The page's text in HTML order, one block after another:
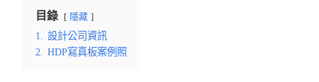
目錄 隱藏
1.
設計公司資訊
2.
HDP寫真板案例照